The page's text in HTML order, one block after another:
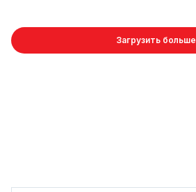
Загрузить больше